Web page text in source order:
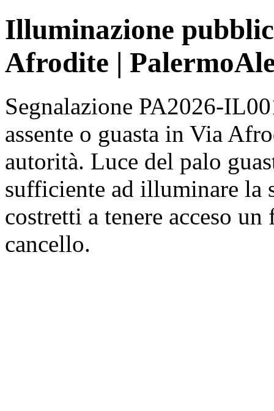
Illuminazione
Afrodite |
Segnalazione PA2026-
assente o guasta in Via
autorità. Luce del palo
sufficiente ad illuminare la
costretti a tenere acceso
cancello.